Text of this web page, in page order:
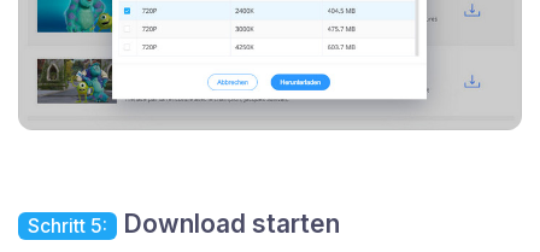
Schritt 5: Download starten